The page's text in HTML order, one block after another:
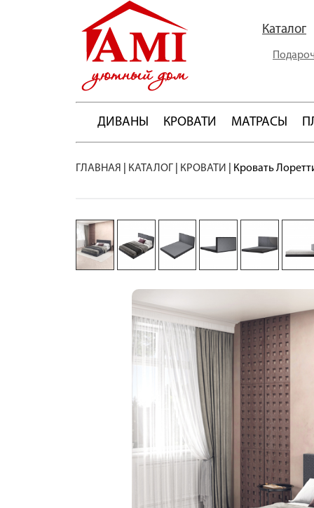
Каталог
ДИВАНЫ КРОВАТИ МАТРАСЫ
ГЛАВНАЯ КАТАЛОГ КРОВАТИ Кровать